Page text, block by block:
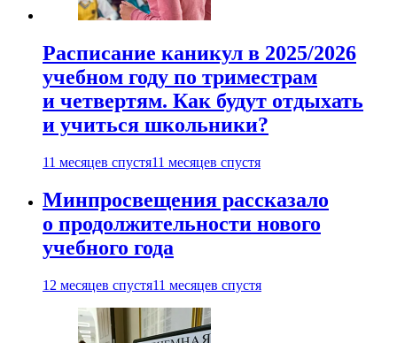
Расписание каникул в 2025/2026
учебном году по триместрам
и четвертям. Как будут отдыхать
и учиться школьники?
11 месяцев спустя11 месяцев спустя
Минпросвещения рассказало
о продолжительности нового
учебного года
12 месяцев спустя11 месяцев спустя